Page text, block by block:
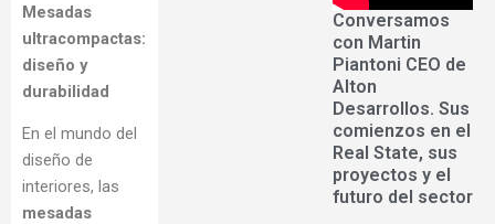
Mesadas
ultracompactas:
diseño y
durabilidad
En el mundo del
diseño de
interiores, las
mesadas
Conversamos
con Martin
Piantoni CEO de
Alton
Desarrollos. Sus
comienzos en el
Real State, sus
proyectos y el
futuro del sector